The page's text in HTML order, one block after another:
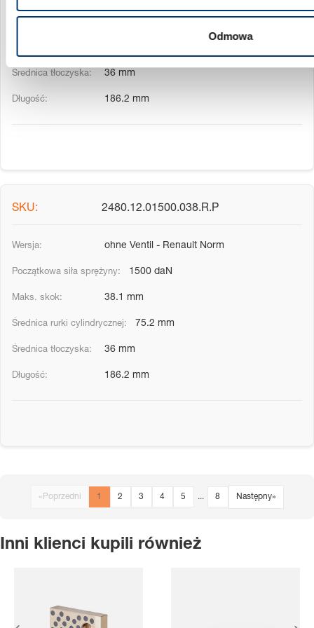
Odmowa
36 mm
186.2 mm
2480.12.01500.038.R.P
ohne Ventil - Renault Norm
1500 daN
38.1 mm
75.2 mm
36 mm
186.2 mm
« Poprzedni 1 2 3 4 5 ... 8 Następny»
Inni klienci kupili również